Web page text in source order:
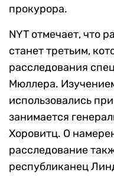
прокурора.
NYT отмечает, что
станет третьим,
расследования
Мюллера.
использовались
занимается
Хоровитц. О
расследование
республиканец